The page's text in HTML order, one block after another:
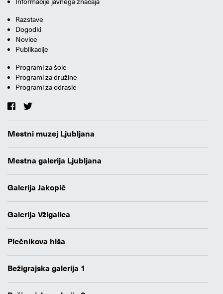
Razstave
Dogodki
Novice
Publikacije
Programi za šole
Programi za družine
Programi za odrasle
Mestni muzej Ljubljana
Mestna galerija Ljubljana
Galerija Jakopič
Galerija Vžigalica
Plečnikova hiša
Bežigrajska galerija 1